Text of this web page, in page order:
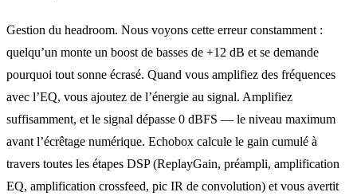
Gestion du headroom. Nous voyons cette erreur constamment :
quelqu’un monte un boost de basses de +12 dB et se demande
pourquoi tout sonne écrasé. Quand vous amplifiez des fréquences
avec l’EQ, vous ajoutez de l’énergie au signal. Amplifiez
suffisamment, et le signal dépasse 0 dBFS — le niveau maximum
avant l’écrêtage numérique. Echobox calcule le gain cumulé à
travers toutes les étapes DSP (ReplayGain, préampli, amplification
EQ, amplification crossfeed, pic IR de convolution) et vous avertit